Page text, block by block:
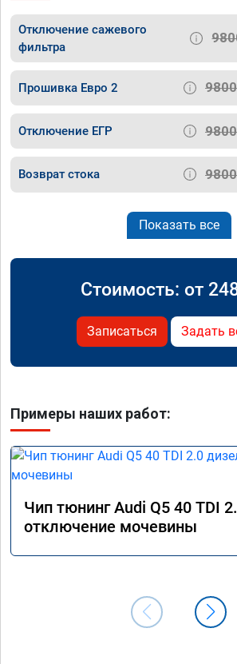
Отключение сажевого
фильтра
Прошивка Евро 2 9800
Отключение ЕГР 9800
Возврат стока 9800
Показать все
Стоимость: от
Записаться Задать
Примеры наших работ:
Чип тюнинг Audi Q5 40 TDI
отключение мочевины